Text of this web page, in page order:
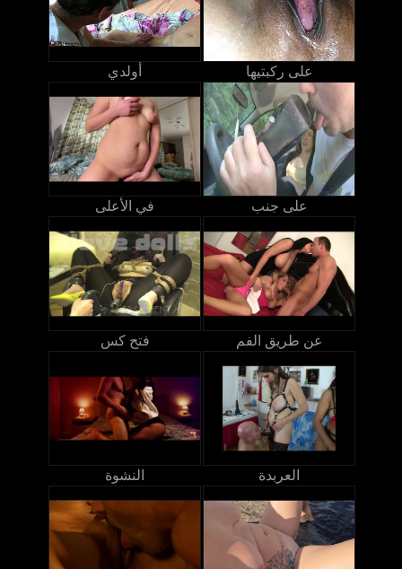
أولدي على ركبتيها
في الأعلى على جنب
فتح كس عن طريق الفم
النشوة العربدة